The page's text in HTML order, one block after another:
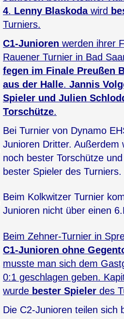
4. Lenny Blaskodawird
Turniers.
C1-Junioren werden ihrer
Rauener Turnier in Bad
fegen im Finale Preußen
aus der Halle. Jannis
Spieler und Julien
Torschütze.
Bei Turnier von Dynamo
Junioren Dritter. Außerdem
noch bester Torschütze
bester Spieler des Turniers.
Beim Kolkwitzer Turnier
Junioren nicht über einen
Beim Zehner-Turnier in
C1-Junioren ohne
musste man sich dem
0:1 geschlagen geben.
wurde bester Spieler des
Die C2-Junioren teilen sich